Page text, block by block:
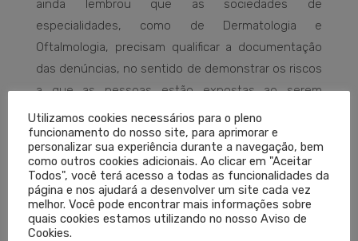
ainda lembrou que as sociedades de
especialidades, como de Dermatologia e
Oftalmologia, precisam qualificar a documentação
das denúncias, no sentido de demonstrar os riscos
a que as pessoas estão expostas ao serem
orientadas ou atendidas por profissionais não
médicos.
Utilizamos cookies necessários para o pleno
funcionamento do nosso site, para aprimorar e
personalizar sua experiência durante a navegação, bem
como outros cookies adicionais. Ao clicar em "Aceitar
Todos", você terá acesso a todas as funcionalidades da
página e nos ajudará a desenvolver um site cada vez
melhor. Você pode encontrar mais informações sobre
quais cookies estamos utilizando no nosso Aviso de
Cookies.